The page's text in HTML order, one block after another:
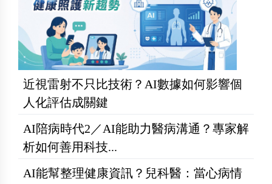
近視雷射不只比技術？AI數據如何影響個
人化評估成關鍵
AI陪病時代2／AI能助力醫病溝通？專家解
析如何善用科技...
AI能幫整理健康資訊？兒科醫：當心病情